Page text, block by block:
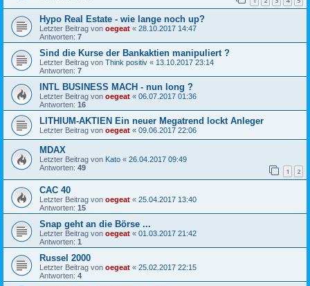
Hypo Real Estate - wie lange noch up?
Letzter Beitrag von oegeat « 28.10.2017 14:47
Antworten: 7
Sind die Kurse der Bankaktien manipuliert ?
Letzter Beitrag von Think positiv « 13.10.2017 23:14
Antworten: 7
INTL BUSINESS MACH - nun long ?
Letzter Beitrag von oegeat « 06.07.2017 01:36
Antworten: 16
LITHIUM-AKTIEN Ein neuer Megatrend lockt Anleger
Letzter Beitrag von oegeat « 09.06.2017 22:06
MDAX
Letzter Beitrag von Kato « 26.04.2017 09:49
Antworten: 49 1 2
CAC 40
Letzter Beitrag von oegeat « 25.04.2017 13:40
Antworten: 15
Snap geht an die Börse ...
Letzter Beitrag von oegeat « 01.03.2017 21:42
Antworten: 1
Russel 2000
Letzter Beitrag von oegeat « 25.02.2017 22:15
Antworten: 4